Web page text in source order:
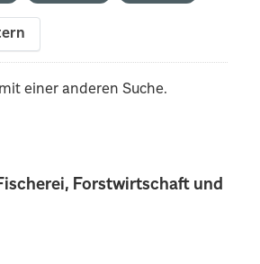
Forstwirtschaft und
einer anderen Suche.